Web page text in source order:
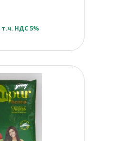
т.ч. НДС 5%